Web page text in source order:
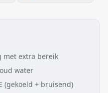
met extra bereik
water
(gekoeld + bruisend)